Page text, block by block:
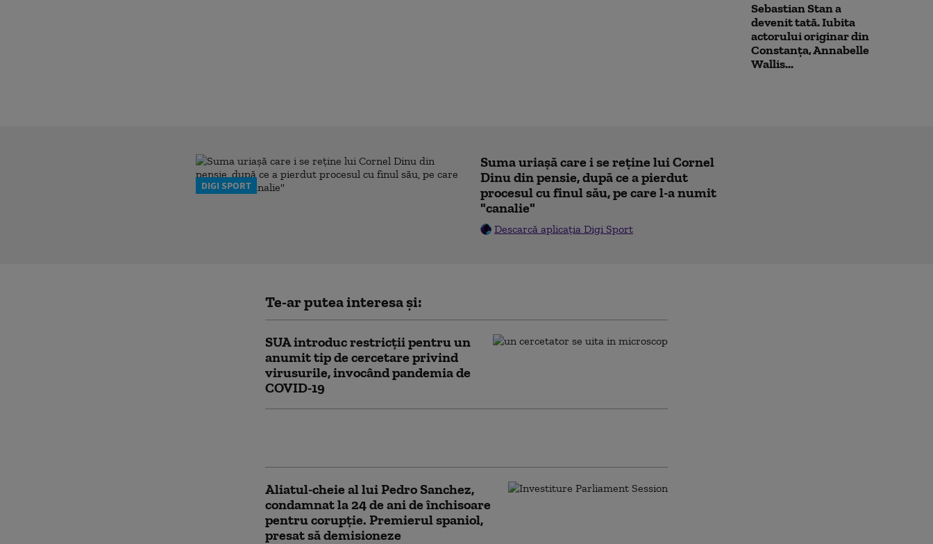
Sebastian Stan a
devenit tată. Iubita
actorului originar din
Constanța, Annabelle
Wallis...
DIGI SPORT
Suma uriașă care i se reține lui Cornel
Dinu din pensie, după ce a pierdut
procesul cu finul său, pe care l-a numit
"canalie"
Descarcă aplicația Digi Sport
Te-ar putea interesa și:
SUA introduc restricții pentru un
anumit tip de cercetare privind
virusurile, invocând pandemia de
COVID-19
Aliatul-cheie al lui Pedro Sanchez,
condamnat la 24 de ani de închisoare
pentru corupție. Premierul spaniol,
presat să demisioneze